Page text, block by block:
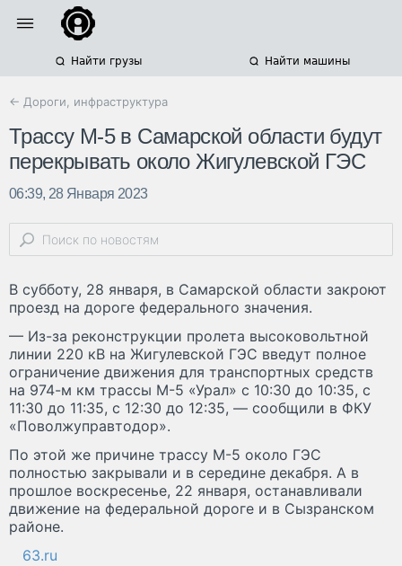
Найти грузы Найти машины
← Дороги, инфраструктура
Трассу М-5 в Самарской области будут
перекрывать около Жигулевской ГЭС
06:39, 28 Января 2023
В субботу, 28 января, в Самарской области закроют
проезд на дороге федерального значения.
— Из-за реконструкции пролета высоковольтной
линии 220 кВ на Жигулевской ГЭС введут полное
ограничение движения для транспортных средств
на 974-м км трассы М-5 «Урал» с 10:30 до 10:35, с
11:30 до 11:35, с 12:30 до 12:35, — сообщили в ФКУ
«Поволжуправтодор».
По этой же причине трассу М-5 около ГЭС
полностью закрывали и в середине декабря. А в
прошлое воскресенье, 22 января, останавливали
движение на федеральной дороге и в Сызранском
районе.
63.ru